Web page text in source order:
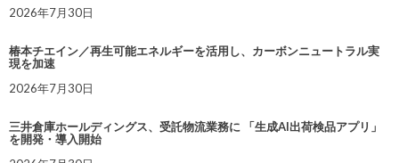
2026年7月30日
椿本チエイン／再生可能エネルギーを活用し、カーボンニュートラル実
現を加速
2026年7月30日
三井倉庫ホールディングス、受託物流業務に 「生成AI出荷検品アプリ」
を開発・導入開始